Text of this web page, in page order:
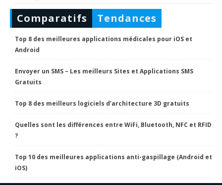
Comparatifs Tendances
Top 8 des meilleures applications médicales pour iOS et
Android
Envoyer un SMS – Les meilleurs Sites et Applications SMS
Gratuits
Top 8 des meilleurs logiciels d’architecture 3D gratuits
Quelles sont les différences entre WiFi, Bluetooth, NFC et RFID
?
Top 10 des meilleures applications anti-gaspillage (Android et
iOS)